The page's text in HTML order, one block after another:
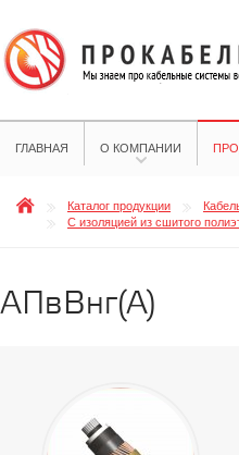
ГЛАВНАЯ О КОМПАНИИ
Каталог продукции
С изоляцией из сшитого
АПвВнг(А)